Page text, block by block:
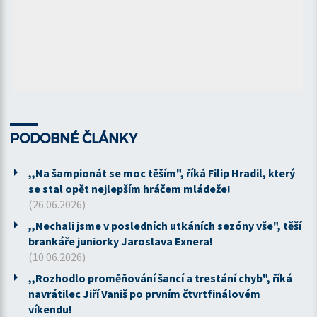
PODOBNÉ ČLÁNKY
,,Na šampionát se moc těším", říká Filip Hradil, který
se stal opět nejlepším hráčem mládeže!
(26.06.2026)
,,Nechali jsme v posledních utkáních sezóny vše", těší
brankáře juniorky Jaroslava Exnera!
(10.06.2026)
,,Rozhodlo proměňování šancí a trestání chyb", říká
navrátilec Jiří Vaniš po prvním čtvrtfinálovém
víkendu!